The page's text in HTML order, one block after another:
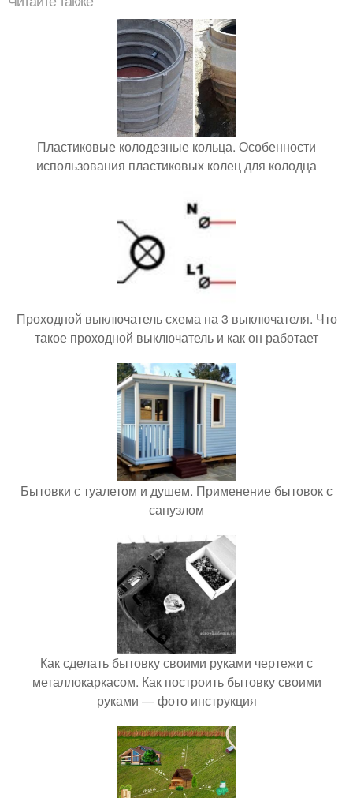
Пластиковые колодезные кольца. Особенности
использования пластиковых колец для колодца
Проходной выключатель схема на 3 выключателя. Что
такое проходной выключатель и как он работает
Бытовки с туалетом и душем. Применение бытовок с
санузлом
Как сделать бытовку своими руками чертежи с
металлокаркасом. Как построить бытовку своими
руками — фото инструкция